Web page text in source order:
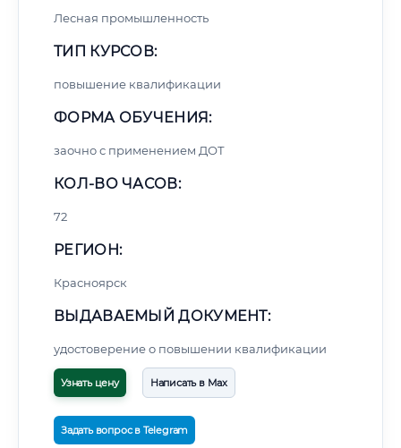
Лесная промышленность
ТИП КУРСОВ:
повышение квалификации
ФОРМА ОБУЧЕНИЯ:
заочно с применением ДОТ
КОЛ-ВО ЧАСОВ:
72
РЕГИОН:
Красноярск
ВЫДАВАЕМЫЙ ДОКУМЕНТ:
удостоверение о повышении квалификации
Узнать цену Написать в Max
Задать вопрос в Telegram